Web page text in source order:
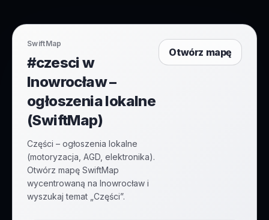
SwiftMap
#czesci w
Inowrocław –
ogłoszenia lokalne
(SwiftMap)
Części – ogłoszenia lokalne
(motoryzacja, AGD, elektronika).
Otwórz mapę SwiftMap
wycentrowaną na Inowrocław i
wyszukaj temat „Części”.
Otwórz mapę